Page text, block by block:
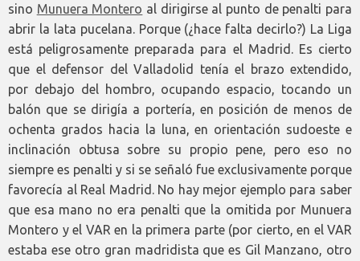
sino Munuera Montero al dirigirse al punto de penalti para
abrir la lata pucelana. Porque (¿hace falta decirlo?) La Liga
está peligrosamente preparada para el Madrid. Es cierto
que el defensor del Valladolid tenía el brazo extendido,
por debajo del hombro, ocupando espacio, tocando un
balón que se dirigía a portería, en posición de menos de
ochenta grados hacia la luna, en orientación sudoeste e
inclinación obtusa sobre su propio pene, pero eso no
siempre es penalti y si se señaló fue exclusivamente porque
favorecía al Real Madrid. No hay mejor ejemplo para saber
que esa mano no era penalti que la omitida por Munuera
Montero y el VAR en la primera parte (por cierto, en el VAR
estaba ese otro gran madridista que es Gil Manzano, otro